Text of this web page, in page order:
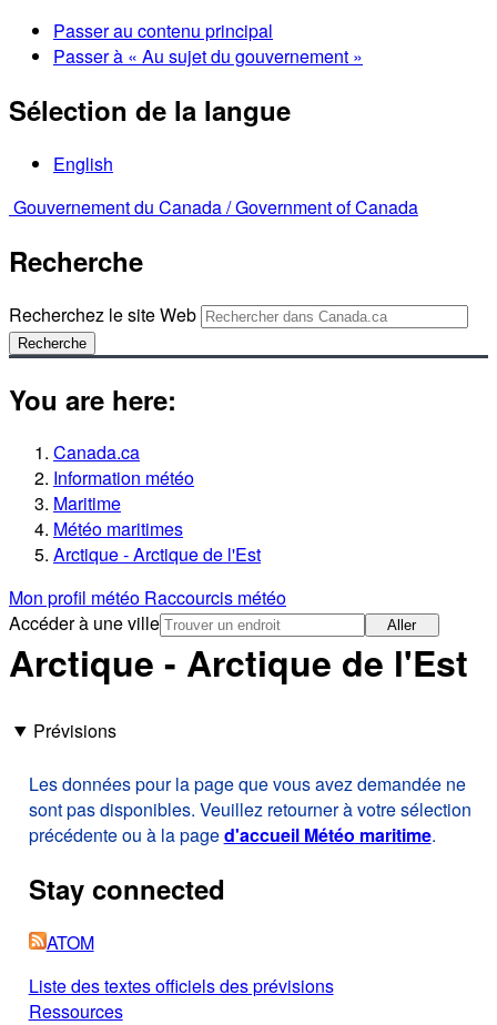
Passer au contenu principal
Passer à « Au sujet du gouvernement »
Sélection de la langue
English
Gouvernement du Canada /Government of Canada
Recherche
Recherchez le site Web
Recherche
You are here:
Canada.ca
Information météo
Maritime
Météo maritimes
Arctique - Arctique de l'Est
Mon profil météo Raccourcis météo
Accéder à une ville
Aller
Arctique - Arctique de l'Est
Prévisions
Les données pour la page que vous avez demandée ne
sont pas disponibles. Veuillez retourner à votre sélection
précédente ou à la paged'accueil Météo maritime.
Stay connected
ATOM
Liste des textes officiels des prévisions
Ressources